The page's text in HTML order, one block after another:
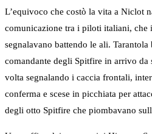
L’equivoco che costò la vita a Niclot
comunicazione tra i piloti italiani, che
segnalavano battendo le ali.
comandante degli Spitfire in arrivo da
volta segnalando i caccia frontali,
conferma e scese in picchiata per
degli otto Spitfire che piombavano